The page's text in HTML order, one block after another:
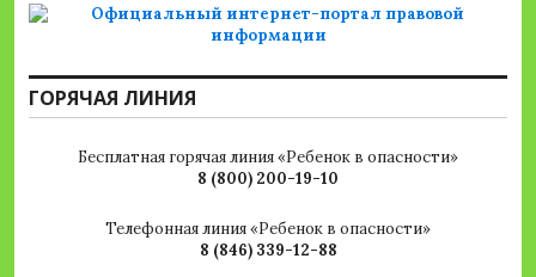
ГОРЯЧАЯ ЛИНИЯ
Бесплатная горячая линия «Ребенок в опасности»
8 (800) 200-19-10
Телефонная линия «Ребенок в опасности»
8 (846) 339-12-88